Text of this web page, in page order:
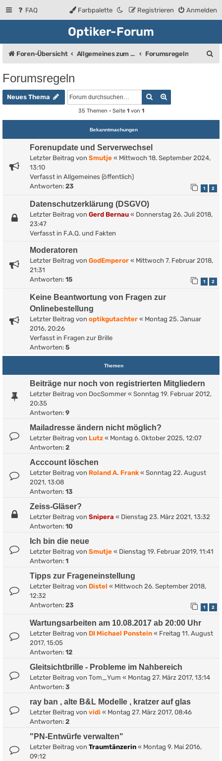
FAQ Anmelden
Registrieren
Farbpalette
Optiker-Forum
Foren-Übersicht Allgemeines zum Forum Forumsregeln
Forumsregeln
Neues Thema Suche
35 Themen • Seite 1von 1
Bekanntmachungen
Forenupdate und Serverwechsel
Letzter Beitrag von Smutje « Mittwoch 18. September 2024,
13:10
Verfasst in Allgemeines (öffentlich)
Antworten: 23 1 2
Datenschutzerklärung (DSGVO)
Letzter Beitrag von Gerd Bernau « Donnerstag 26. Juli 2018,
23:47
Verfasst in F.A.Q. und Fakten
Moderatoren
Letzter Beitrag von GodEmperor « Mittwoch 7. Februar 2018,
21:31
Antworten: 15 1 2
Keine Beantwortung von Fragen zur
Onlinebestellung
Letzter Beitrag von optikgutachter « Montag 25. Januar
2016, 20:26
Verfasst in Fragen zur Brille
Antworten: 5
Themen
Beiträge nur noch von registrierten Mitgliedern
Letzter Beitrag von DocSommer « Sonntag 19. Februar 2012,
20:35
Antworten: 9
Mailadresse ändern nicht möglich?
Letzter Beitrag von Lutz « Montag 6. Oktober 2025, 12:07
Antworten: 2
Acccount löschen
Letzter Beitrag von Roland A. Frank « Sonntag 22. August
2021, 13:08
Antworten: 13
Zeiss-Gläser?
Letzter Beitrag von Snipera « Dienstag 23. März 2021, 13:32
Antworten: 10
Ich bin die neue
Letzter Beitrag von Smutje « Dienstag 19. Februar 2019, 11:41
Antworten: 1
Tipps zur Frageneinstellung
Letzter Beitrag von Distel « Mittwoch 26. September 2018,
12:32
Antworten: 23 1 2
Wartungsarbeiten am 10.08.2017 ab 20:00 Uhr
Letzter Beitrag von DI Michael Ponstein « Freitag 11. August
2017, 15:05
Antworten: 12
Gleitsichtbrille - Probleme im Nahbereich
Letzter Beitrag von Tom_Yum « Montag 27. März 2017, 13:14
Antworten: 3
ray ban , alte B&L Modelle , kratzer auf glas
Letzter Beitrag von vidi « Montag 27. März 2017, 08:46
Antworten: 2
"PN-Entwürfe verwalten"
Letzter Beitrag von Traumtänzerin « Montag 9. Mai 2016,
09:12